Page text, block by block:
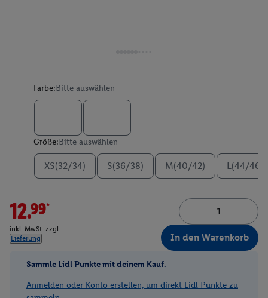
Farbe:Bitte auswählen
Größe:Bitte auswählen
XS(32/34) S(36/38) M(40/42) L(44/46)
12.99*
inkl. MwSt. zzgl.
Lieferung
In den Warenkorb
Sammle Lidl Punkte mit deinem Kauf.
Anmelden oder Konto erstellen, um direkt Lidl Punkte zu